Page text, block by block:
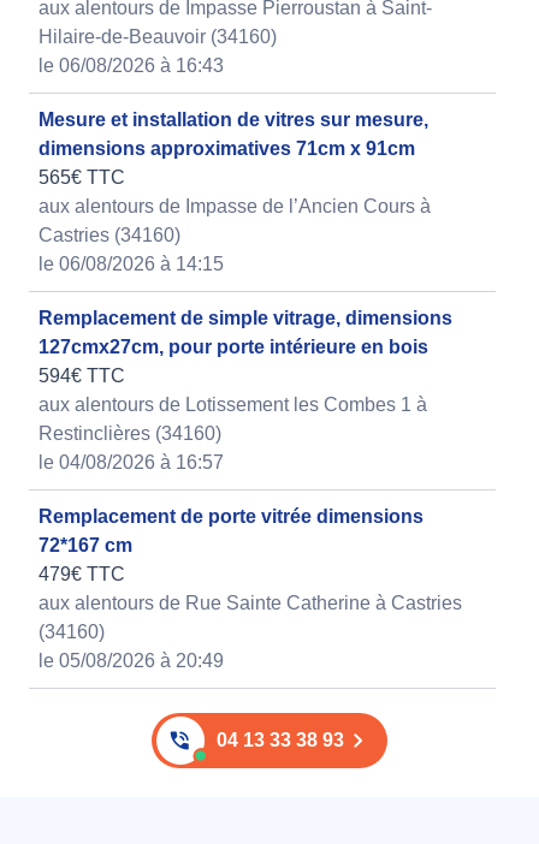
aux alentours de Impasse Pierroustan à Saint-
Hilaire-de-Beauvoir (34160)
le 06/08/2026 à 16:43
Mesure et installation de vitres sur mesure,
dimensions approximatives 71cm x 91cm
565€ TTC
aux alentours de Impasse de l’Ancien Cours à
Castries (34160)
le 06/08/2026 à 14:15
Remplacement de simple vitrage, dimensions
127cmx27cm, pour porte intérieure en bois
594€ TTC
aux alentours de Lotissement les Combes 1 à
Restinclières (34160)
le 04/08/2026 à 16:57
Remplacement de porte vitrée dimensions
72*167 cm
479€ TTC
aux alentours de Rue Sainte Catherine à Castries
(34160)
le 05/08/2026 à 20:49
04 13 33 38 93